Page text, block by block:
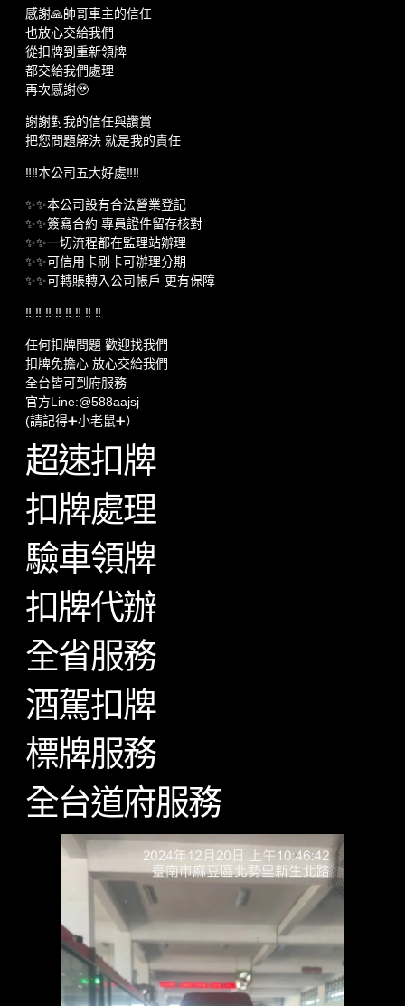
感謝🙏帥哥車主的信任
也放心交給我們
從扣牌到重新領牌
都交給我們處理
再次感謝🥹
謝謝對我的信任與讚賞
把您問題解決 就是我的責任
‼️‼️本公司五大好處‼️‼️
✨✨本公司設有合法營業登記
✨✨簽寫合約 專員證件留存核對
✨✨一切流程都在監理站辦理
✨✨可信用卡刷卡可辦理分期
✨✨可轉賬轉入公司帳戶 更有保障
‼️ ‼️ ‼️ ‼️ ‼️ ‼️ ‼️ ‼️
任何扣牌問題 歡迎找我們
扣牌免擔心 放心交給我們
全台皆可到府服務
官方Line:@588aajsj
(請記得➕小老鼠➕）
超速扣牌
扣牌處理
驗車領牌
扣牌代辦
全省服務
酒駕扣牌
標牌服務
全台道府服務